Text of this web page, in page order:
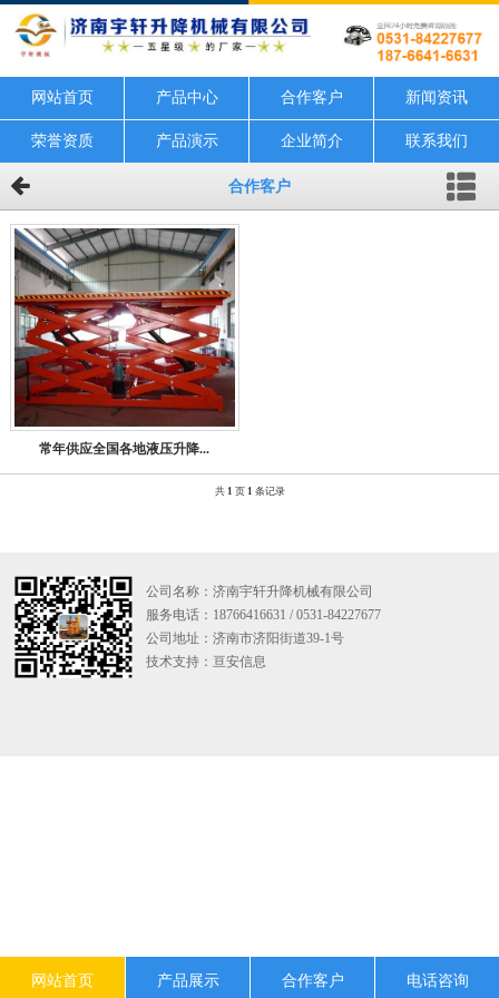
网站首页 产品中心 合作客户 新闻资讯
荣誉资质 产品演示 企业简介 联系我们
合作客户
常年供应全国各地液压升降...
共 1 页 1 条记录
公司名称：济南宇轩升降机械有限公司
服务电话：18766416631 / 0531-84227677
公司地址：济南市济阳街道39-1号
技术支持： 亘安信息
网站首页 产品展示 合作客户 电话咨询